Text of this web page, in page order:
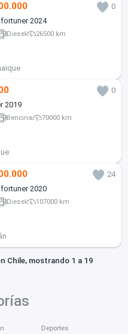
0
2024
Diesel 26500 km
0
2019
Bencina 70000 km
24
2020
Diesel 107000 km
Chile, mostrando 1 a 19
Deportes